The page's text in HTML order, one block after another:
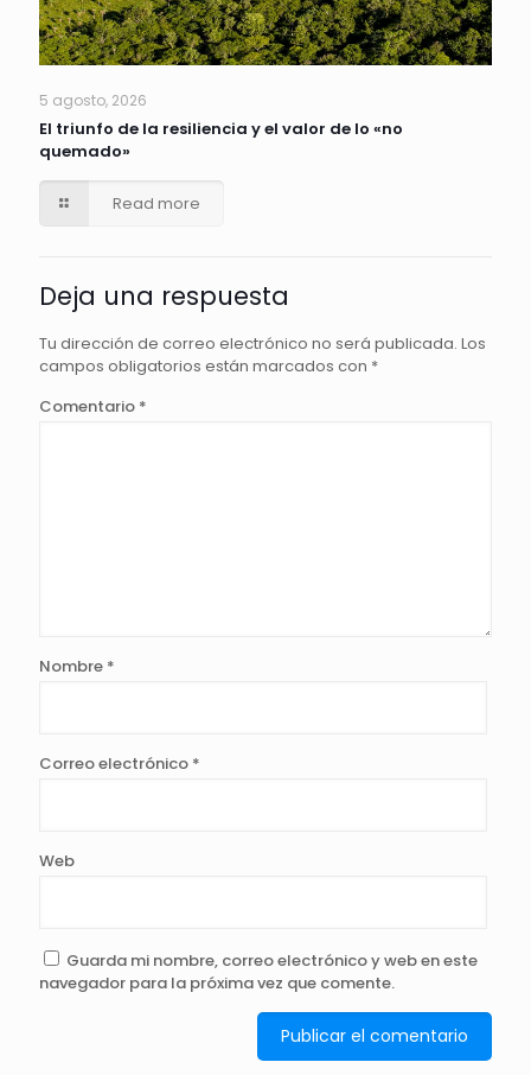
5 agosto, 2026
El triunfo de la resiliencia y el valor de lo «no
quemado»
Read more
Deja una respuesta
Tu dirección de correo electrónico no será publicada. Los
campos obligatorios están marcados con *
Comentario *
Nombre *
Correo electrónico *
Web
Guarda mi nombre, correo electrónico y web en este
navegador para la próxima vez que comente.